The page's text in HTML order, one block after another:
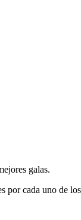
galas.
por cada uno de